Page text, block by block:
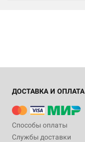
ДОСТАВКА И ОПЛАТА
Способы оплаты
Службы доставки